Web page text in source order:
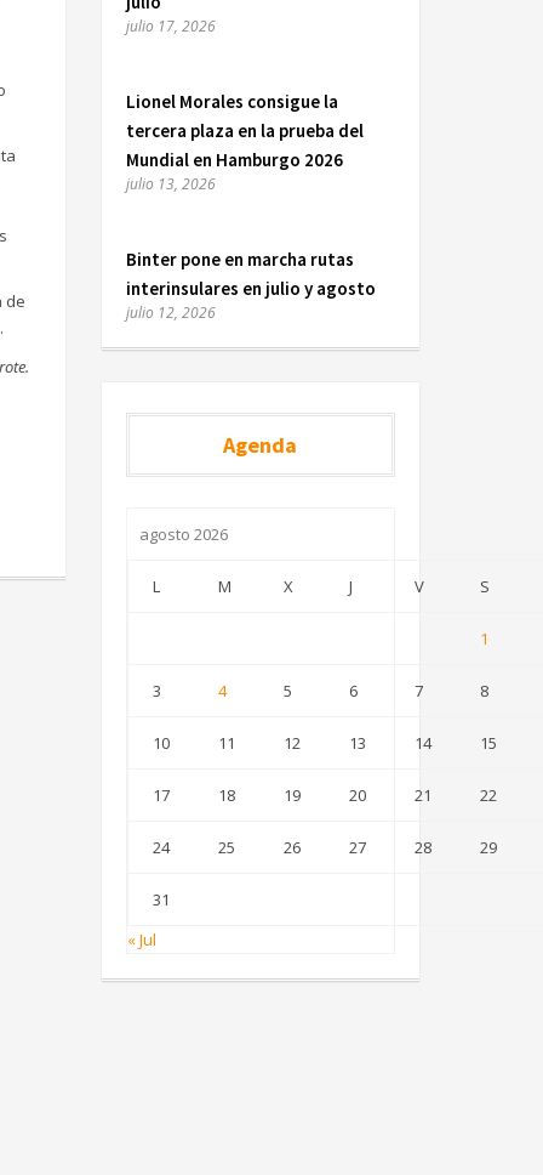
de
julio 17, 2026
Lionel Morales consigue la
tercera plaza en la prueba del
Mundial en Hamburgo 2026
julio 13, 2026
Binter pone en marcha rutas
interinsulares en julio y agosto
julio 12, 2026
Agenda
agosto 2026
L M X J V S
1
3 4 5 6 7 8
10 11 12 13 14 15
17 18 19 20 21 22
24 25 26 27 28 29
31
« Jul